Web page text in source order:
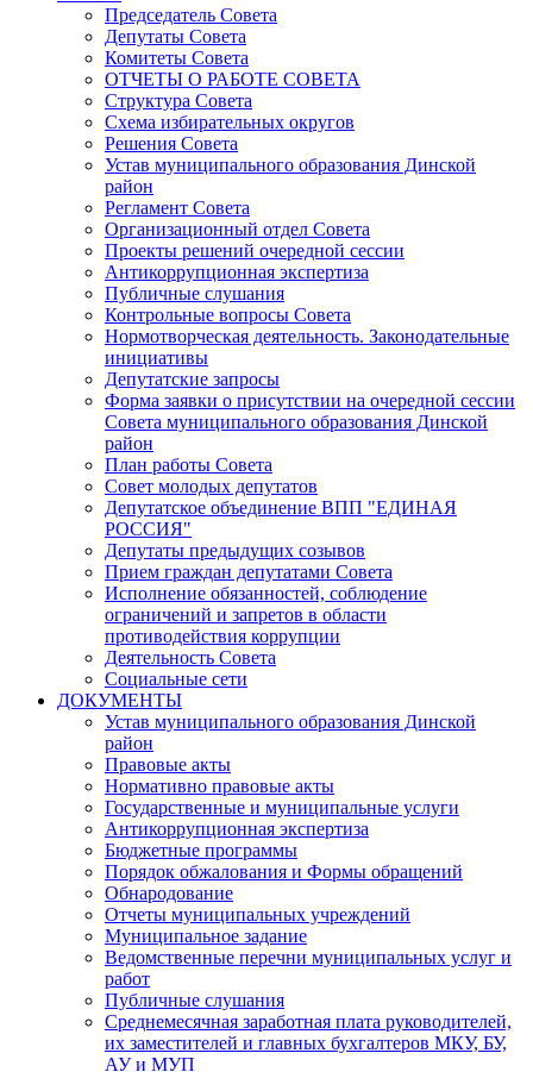
Председатель Совета
Депутаты Совета
Комитеты Совета
ОТЧЕТЫ О РАБОТЕ СОВЕТА
Структура Совета
Схема избирательных округов
Решения Совета
Устав муниципального образования Динской
район
Регламент Совета
Организационный отдел Совета
Проекты решений очередной сессии
Антикоррупционная экспертиза
Публичные слушания
Контрольные вопросы Совета
Нормотворческая деятельность. Законодательные
инициативы
Депутатские запросы
Форма заявки о присутствии на очередной сессии
Совета муниципального образования Динской
район
План работы Совета
Совет молодых депутатов
Депутатское объединение ВПП "ЕДИНАЯ
РОССИЯ"
Депутаты предыдущих созывов
Прием граждан депутатами Совета
Исполнение обязанностей, соблюдение
ограничений и запретов в области
противодействия коррупции
Деятельность Совета
Социальные сети
ДОКУМЕНТЫ
Устав муниципального образования Динской
район
Правовые акты
Нормативно правовые акты
Государственные и муниципальные услуги
Антикоррупционная экспертиза
Бюджетные программы
Порядок обжалования и Формы обращений
Обнародование
Отчеты муниципальных учреждений
Муниципальное задание
Ведомственные перечни муниципальных услуг и
работ
Публичные слушания
Среднемесячная заработная плата руководителей,
их заместителей и главных бухгалтеров МКУ, БУ,
АУ и МУП